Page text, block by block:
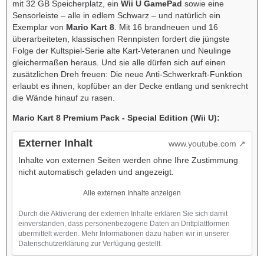
mit 32 GB Speicherplatz, ein Wii U GamePad sowie eine
Sensorleiste – alle in edlem Schwarz – und natürlich ein
Exemplar von Mario Kart 8. Mit 16 brandneuen und 16
überarbeiteten, klassischen Rennpisten fordert die jüngste
Folge der Kultspiel-Serie alte Kart-Veteranen und Neulinge
gleichermaßen heraus. Und sie alle dürfen sich auf einen
zusätzlichen Dreh freuen: Die neue Anti-Schwerkraft-Funktion
erlaubt es ihnen, kopfüber an der Decke entlang und senkrecht
die Wände hinauf zu rasen.
Mario Kart 8 Premium Pack - Special Edition (Wii U):
Externer Inhalt
www.youtube.com
Inhalte von externen Seiten werden ohne Ihre Zustimmung
nicht automatisch geladen und angezeigt.
Alle externen Inhalte anzeigen
Durch die Aktivierung der externen Inhalte erklären Sie sich damit
einverstanden, dass personenbezogene Daten an Drittplattformen
übermittelt werden. Mehr Informationen dazu haben wir in unserer
Datenschutzerklärung zur Verfügung gestellt.